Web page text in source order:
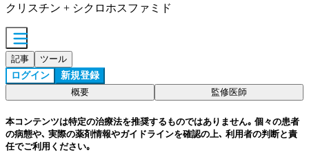
クリスチン + シクロホスファミド
記事 ツール
ログイン 新規登録
概要 監修医師
本コンテンツは特定の治療法を推奨するものではありません｡ 個々の患者
の病態や､ 実際の薬剤情報やガイドラインを確認の上､ 利用者の判断と責
任でご利用ください｡